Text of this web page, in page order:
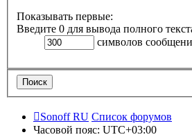
Показывать первые:
Введите 0 для вывода полного
символов
Sonoff RU Список форумов
Часовой пояс: UTC+03:00